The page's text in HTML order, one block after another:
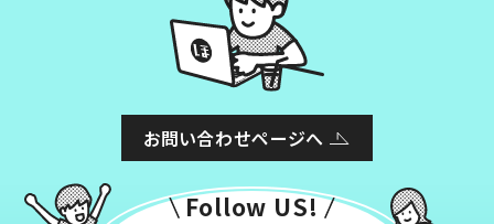
お問い合わせページへ
Follow US!